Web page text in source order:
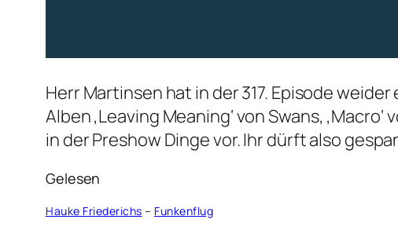
Herr Martinsen hat in der 317. Episode
Alben ‚Leaving Meaning‘ von Swans,
in der Preshow Dinge vor. Ihr dürft also
Gelesen
Hauke Friederichs – Funkenflug